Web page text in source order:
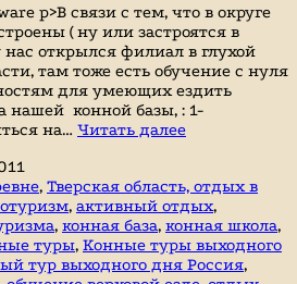
p>В связи с тем, что в округе
( ну или застроятся в
открылся филиал в глухой
там тоже есть обучение с нуля
для умеющих ездить
нашей конной базы, : 1-
на… Читать далееОтдых
экотуризм
, Тверская область, отдых в
, активный отдых,
, конная база, конная школа,
туры, Конные туры выходного
тур выходного дня Россия,